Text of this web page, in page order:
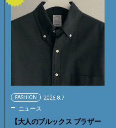
FASHION 2026.8.7
ニュース
【大人のブルックス ブラザー